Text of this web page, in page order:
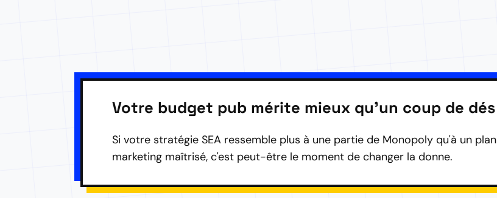
Votre budget pub mérite mieux qu'un coup de dés
Si votre stratégie SEA ressemble plus à une partie de Monopoly qu'à un plan
marketing maîtrisé, c'est peut-être le moment de changer la donne.